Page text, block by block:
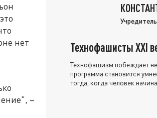
нет
–
Технофашисты XXI
Технофашизм побеждает
программа становится
тогда, когда человек